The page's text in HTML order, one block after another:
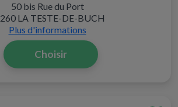
50 bis Rue du Port
LA TESTE-DE-BUCH
Plus d'informations
Choisir